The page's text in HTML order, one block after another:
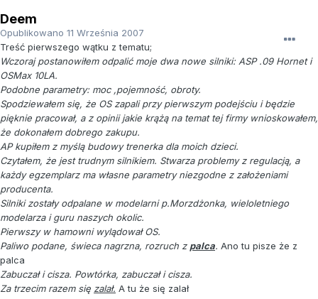
Deem
Opublikowano 11 Września 2007
Treść pierwszego wątku z tematu;
Wczoraj postanowiłem odpalić moje dwa nowe silniki: ASP .09 Hornet i
OSMax 10LA.
Podobne parametry: moc ,pojemność, obroty.
Spodziewałem się, że OS zapali przy pierwszym podejściu i będzie
pięknie pracował, a z opinii jakie krążą na temat tej firmy wnioskowałem,
że dokonałem dobrego zakupu.
AP kupiłem z myślą budowy trenerka dla moich dzieci.
Czytałem, że jest trudnym silnikiem. Stwarza problemy z regulacją, a
każdy egzemplarz ma własne parametry niezgodne z założeniami
producenta.
Silniki zostały odpalane w modelarni p.Morzdżonka, wieloletniego
modelarza i guru naszych okolic.
Pierwszy w hamowni wylądował OS.
Paliwo podane, świeca nagrzna, rozruch z palca. Ano tu pisze że z
palca
Zabuczał i cisza. Powtórka, zabuczał i cisza.
Za trzecim razem się zalał. A tu że się zalał